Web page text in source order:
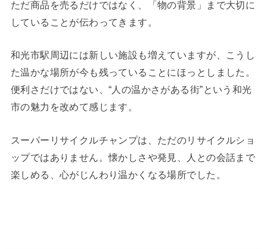
ただ商品を売るだけではなく、「物の背景」まで大切に
していることが伝わってきます。
和光市駅周辺には新しい施設も増えていますが、こうし
た温かな場所が今も残っていることにほっとしました。
便利さだけではない、“人の温かさがある街”という和光
市の魅力を改めて感じます。
スーパーリサイクルチャンプは、ただのリサイクルショ
ップではありません。懐かしさや発見、人との会話まで
楽しめる、心がじんわり温かくなる場所でした。